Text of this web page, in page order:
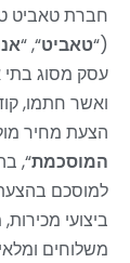
חברת טאביט
(
“טאביט“, “
עסק מסוג
ואשר חתמו,
הצעת מחיר
המוסכמת“
,
למוסכם
ביצועי
משלוחים